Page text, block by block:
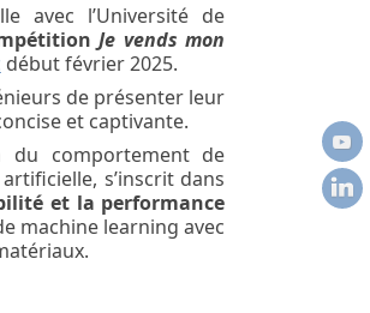
avec l’Université de
Je vends mon
début février 2025.
de présenter leur
et captivante.
du comportement de
s’inscrit dans
et la performance
machine learning avec